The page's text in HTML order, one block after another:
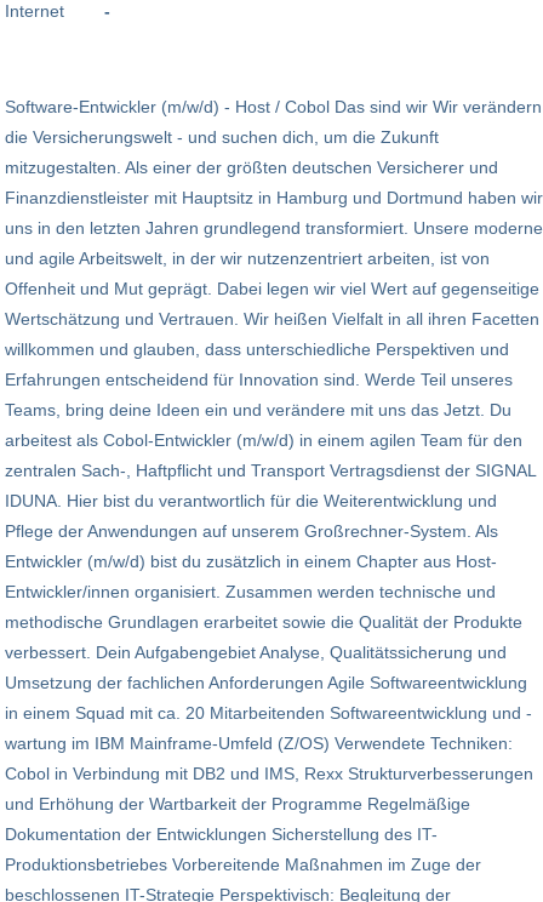
Internet -
Software-Entwickler (m/w/d) - Host / Cobol Das sind wir Wir verändern
die Versicherungswelt - und suchen dich, um die Zukunft
mitzugestalten. Als einer der größten deutschen Versicherer und
Finanzdienstleister mit Hauptsitz in Hamburg und Dortmund haben wir
uns in den letzten Jahren grundlegend transformiert. Unsere moderne
und agile Arbeitswelt, in der wir nutzenzentriert arbeiten, ist von
Offenheit und Mut geprägt. Dabei legen wir viel Wert auf gegenseitige
Wertschätzung und Vertrauen. Wir heißen Vielfalt in all ihren Facetten
willkommen und glauben, dass unterschiedliche Perspektiven und
Erfahrungen entscheidend für Innovation sind. Werde Teil unseres
Teams, bring deine Ideen ein und verändere mit uns das Jetzt. Du
arbeitest als Cobol-Entwickler (m/w/d) in einem agilen Team für den
zentralen Sach-, Haftpflicht und Transport Vertragsdienst der SIGNAL
IDUNA. Hier bist du verantwortlich für die Weiterentwicklung und
Pflege der Anwendungen auf unserem Großrechner-System. Als
Entwickler (m/w/d) bist du zusätzlich in einem Chapter aus Host-
Entwickler/innen organisiert. Zusammen werden technische und
methodische Grundlagen erarbeitet sowie die Qualität der Produkte
verbessert. Dein Aufgabengebiet Analyse, Qualitätssicherung und
Umsetzung der fachlichen Anforderungen Agile Softwareentwicklung
in einem Squad mit ca. 20 Mitarbeitenden Softwareentwicklung und -
wartung im IBM Mainframe-Umfeld (Z/OS) Verwendete Techniken:
Cobol in Verbindung mit DB2 und IMS, Rexx Strukturverbesserungen
und Erhöhung der Wartbarkeit der Programme Regelmäßige
Dokumentation der Entwicklungen Sicherstellung des IT-
Produktionsbetriebes Vorbereitende Maßnahmen im Zuge der
beschlossenen IT-Strategie Perspektivisch: Begleitung der